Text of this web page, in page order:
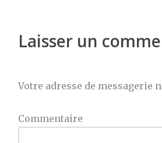
Laisser un
Votre adresse de messagerie
Commentaire